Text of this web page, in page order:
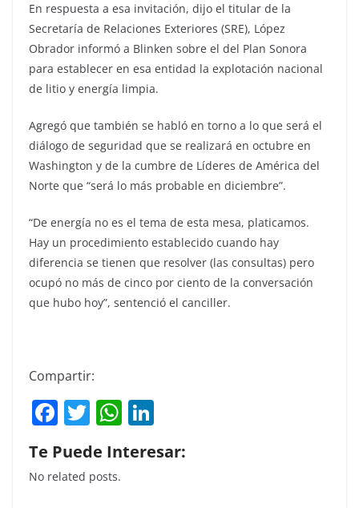
En respuesta a esa invitación, dijo el titular de la
Secretaría de Relaciones Exteriores (SRE), López
Obrador informó a Blinken sobre el del Plan Sonora
para establecer en esa entidad la explotación nacional
de litio y energía limpia.
Agregó que también se habló en torno a lo que será el
diálogo de seguridad que se realizará en octubre en
Washington y de la cumbre de Líderes de América del
Norte que “será lo más probable en diciembre”.
“De energía no es el tema de esta mesa, platicamos.
Hay un procedimiento establecido cuando hay
diferencia se tienen que resolver (las consultas) pero
ocupó no más de cinco por ciento de la conversación
que hubo hoy”, sentenció el canciller.
Compartir:
F
a
c
e
T
w
itt
er
W
h
at k
Te Puede Interesar:
No related posts.